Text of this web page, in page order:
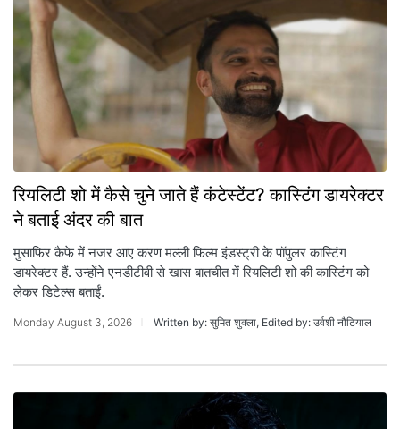
रियलिटी शो में कैसे चुने जाते हैं कंटेस्टेंट? कास्टिंग डायरेक्टर
ने बताई अंदर की बात
मुसाफिर कैफे में नजर आए करण मल्ली फिल्म इंडस्ट्री के पॉपुलर कास्टिंग
डायरेक्टर हैं. उन्होंने एनडीटीवी से खास बातचीत में रियलिटी शो की कास्टिंग को
लेकर डिटेल्स बताईं.
Monday August 3, 2026 Written by: सुमित शुक्ला, Edited by: उर्वशी नौटियाल